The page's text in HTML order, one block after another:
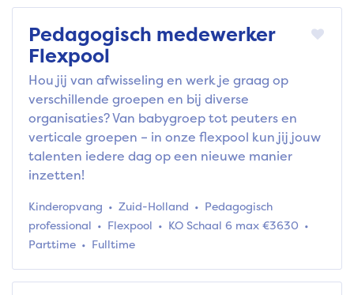
Pedagogisch medewerker
Flexpool
Hou jij van afwisseling en werk je graag op
verschillende groepen en bij diverse
organisaties? Van babygroep tot peuters en
verticale groepen – in onze flexpool kun jij jouw
talenten iedere dag op een nieuwe manier
inzetten!
Kinderopvang Zuid-Holland
Pedagogisch
professional
Flexpool
KO Schaal 6 max €3630
Parttime
Fulltime